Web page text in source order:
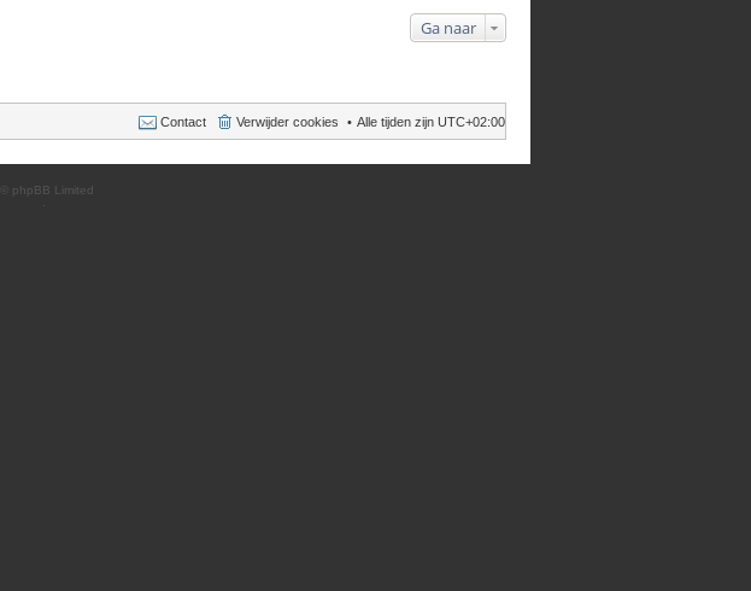
Ga naar
Alle tijden zijn UTC+02:00
Verwijder cookies
Contact
phpBB Limited
.